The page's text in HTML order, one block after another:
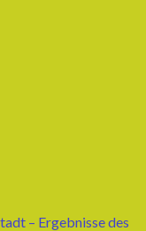
– Ergebnisse des